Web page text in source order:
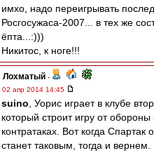
имхо, надо переигрывать
Росгосужаса-2007... в тех же
ёпта...:)))
Никитос, к ноге!!!
Лохматый -
02 апр 2014 14:45
suino , Уорис играет в клубе
который строит игру от обороны
контратаках. Вот когда Спартак
станет таковым, тогда и вернем.